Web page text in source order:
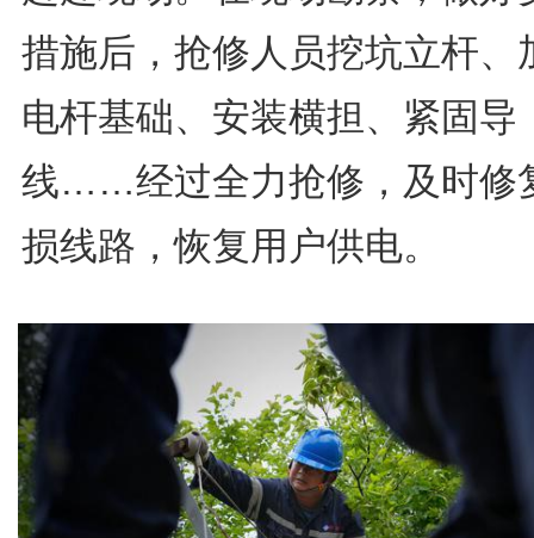
措施后，抢修人员挖坑立杆、
电杆基础、安装横担、紧固导
线……经过全力抢修，及时修
损线路，恢复用户供电。